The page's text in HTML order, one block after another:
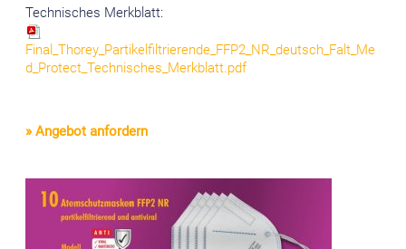
Technisches Merkblatt:
Final_Thorey_Partikelfiltrierende_FFP2_NR_deutsch_Falt_Me
d_Protect_Technisches_Merkblatt.pdf
» Angebot anfordern